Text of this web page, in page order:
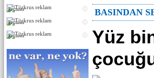
Реклама
Реклама
Реклама
BASINDAN
Yüz